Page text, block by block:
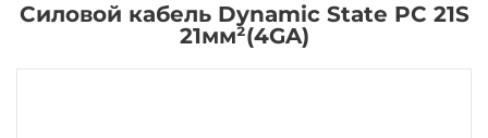
Cиловой кабель Dynamic State PC 21S
21мм²(4GA)